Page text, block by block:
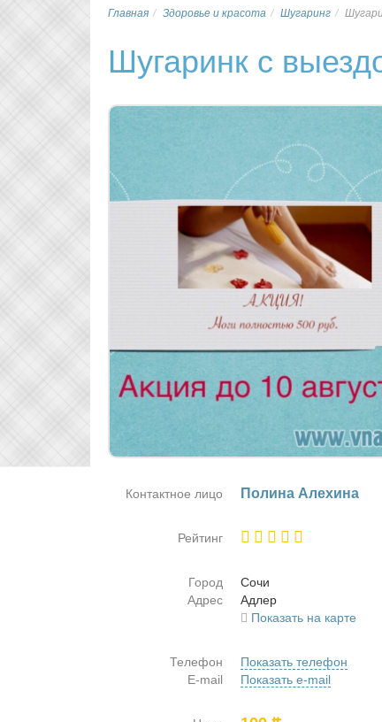
Главная Здоровье и красота Шугаринг
Шугаринк с
Контактное лицо По­ли­на Але­хи­на
Рейтинг
Город
Со­чи
Адрес
Адлер
Показать на карте
Телефон
Показать телефон
E-mail
Показать e-mail